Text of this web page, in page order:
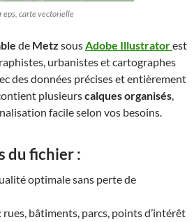
eps, carte vectorielle
de Metz sousAdobe Illustratorest
urbanistes et cartographes
des données précises et entièrement
plusieurscalques organisés,
facile selon vos besoins.
du fichier :
optimale sans perte de
: rues, bâtiments, parcs, points d’intérêt